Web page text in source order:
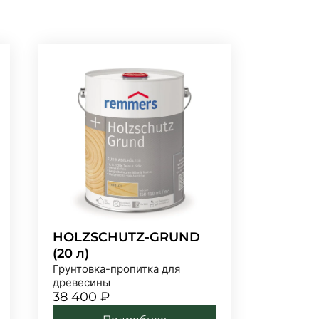
HOLZSCHUTZ-GRUND
(20 л)
Грунтовка-пропитка для
древесины
38 400 ₽